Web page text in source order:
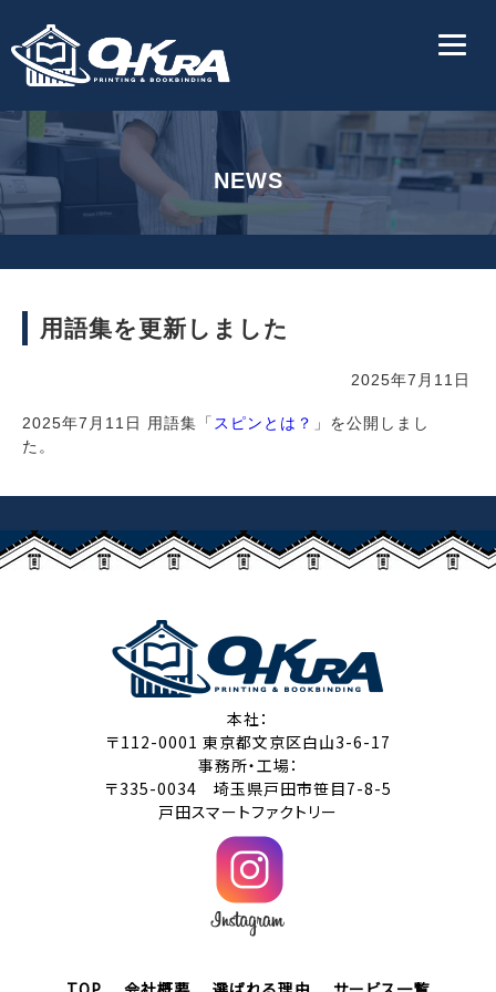
NEWS
用語集を更新しました
2025年7月11日
2025年7月11日 用語集「 スピンとは？ 」を公開しまし
た。
本社：
〒112-0001 東京都文京区白山3-6-17
事務所・工場：
〒335-0034 埼玉県戸田市笹目7-8-5
戸田スマートファクトリー